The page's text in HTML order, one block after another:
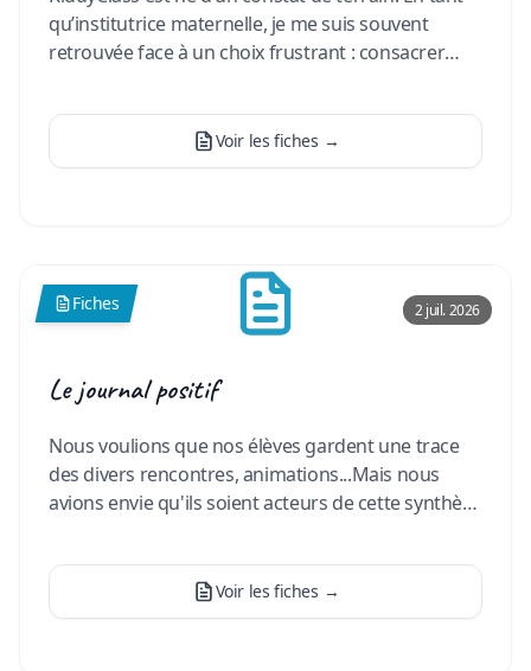
enseignants maternels belges
qu’institutrice maternelle, je me suis souvent
retrouvée face à un choix frustrant : consacrer
Voir les fiches →
Fiches 2 juil. 2026
Le journal positif
Nous voulions que nos élèves gardent une trace
des divers rencontres, animations...Mais nous
avions envie qu'ils soient acteurs de cette synthèse
Voir les fiches →